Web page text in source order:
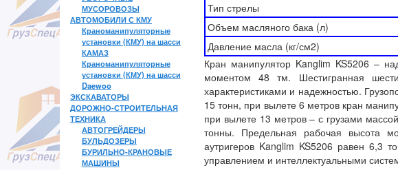
МУСОРОВОЗЫ
АВТОМОБИЛИ С КМУ
Краноманипуляторные
установки (КМУ) на шасси
КАМАЗ
Краноманипуляторные
установки (КМУ) на шасси
Daewoo
ЭКСКАВАТОРЫ
ДОРОЖНО-СТРОИТЕЛЬНАЯ
ТЕХНИКА
АВТОГРЕЙДЕРЫ
БУЛЬДОЗЕРЫ
БУРИЛЬНО-КРАНОВЫЕ
МАШИНЫ
Тип стрелы
Объем масляного бака (л)
Давление масла (кг/см2)
Кран манипулятор Kanglim KS5206 –
моментом 48 тм. Шестигранная
характеристиками и надежностью.
15 тонн, при вылете 6 метров кран
при вылете 13 метров – с грузами
тонны. Предельная рабочая высота
аутригеров Kanglim KS5206 равен 6,3
управлением и интеллектуальными